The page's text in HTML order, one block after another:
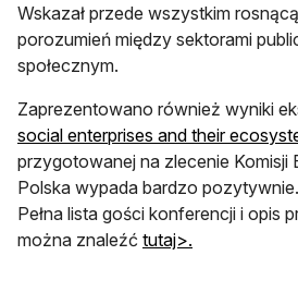
Wskazał przede wszystkim
porozumień między sektorami
społecznym.
Zaprezentowano również wyniki
social enterprises and their
przygotowanej na zlecenie Komisji
Polska wypada bardzo pozytywnie.
Pełna lista gości konferencji i opis
można znaleźć tutaj>.